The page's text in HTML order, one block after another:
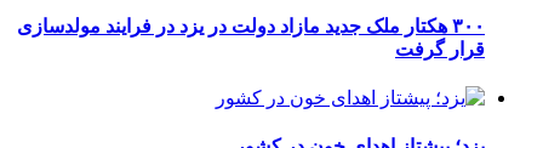
۳۰۰ هکتار ملک جدید مازاد دولت در یزد در فرایند مولدسازی
قرار گرفت